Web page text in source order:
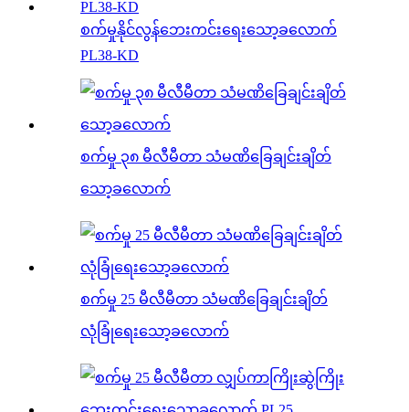
စက်မှုနိုင်လွန်ဘေးကင်းရေးသော့ခလောက်
PL38-KD
စက်မှု ၃၈ မီလီမီတာ သံမဏိခြေချင်းချိတ်
သော့ခလောက်
စက်မှု 25 မီလီမီတာ သံမဏိခြေချင်းချိတ်
လုံခြုံရေးသော့ခလောက်